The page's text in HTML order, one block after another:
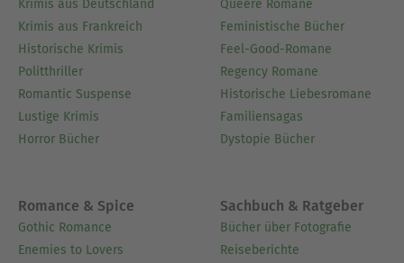
Krimis aus Deutschland
Krimis aus Frankreich
Historische Krimis
Politthriller
Romantic Suspense
Lustige Krimis
Horror Bücher
Queere Romane
Feministische Bücher
Feel-Good-Romane
Regency Romane
Historische Liebesromane
Familiensagas
Dystopie Bücher
Romance & Spice
Gothic Romance
Enemies to Lovers
Sachbuch & Ratgeber
Bücher über Fotografie
Reiseberichte